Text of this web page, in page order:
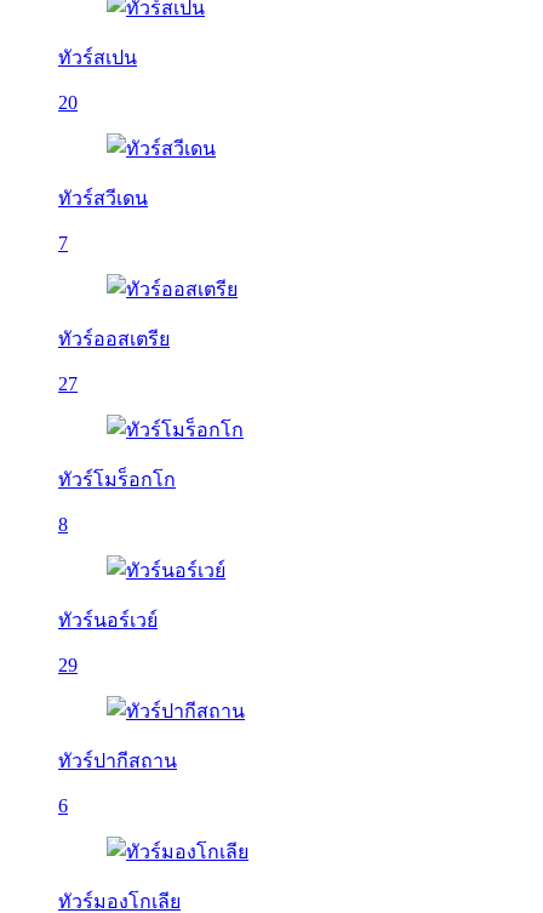
ทัวร์สเปน
20
ทัวร์สวีเดน
7
ทัวร์ออสเตรีย
27
ทัวร์โมร็อกโก
8
ทัวร์นอร์เวย์
29
ทัวร์ปากีสถาน
6
ทัวร์มองโกเลีย